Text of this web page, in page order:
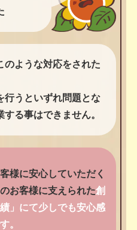
のような対応をされた
行うといずれ問題とな
る事はできません。
様に安心していただく
お客様に支えられた創
」にて少しでも安心感
。